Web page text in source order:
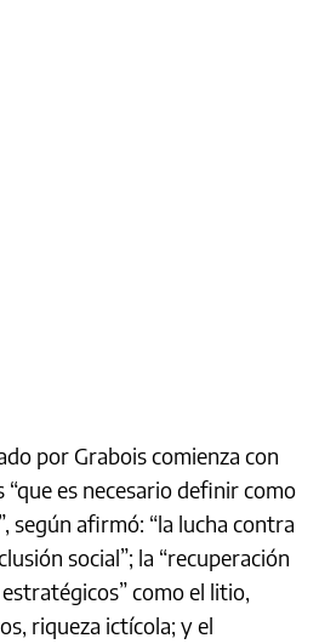
por Grabois comienza con
es necesario definir como
según afirmó: “la lucha contra
social”; la “recuperación
como el litio,
riqueza ictícola; y el